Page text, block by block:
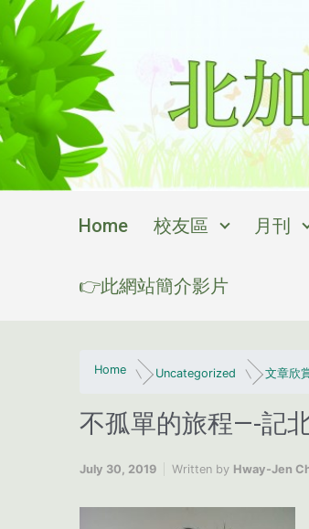
Skip to main content
Home 校友區 月刊
👉此網站簡介影片
Home Uncategorized 文章欣
不孤單的旅程—-記
July 30, 2019 Written by Hway-Jen